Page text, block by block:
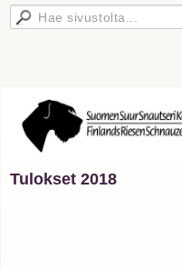
Tulokset 2018